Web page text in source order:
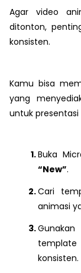
Agar video
ditonton,
konsisten.
Kamu bisa
yang
untuk
Buka
“New”.
Cari
animasi
template
konsisten.